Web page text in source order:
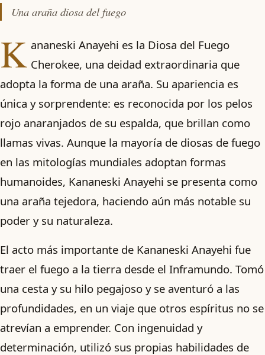
Una araña diosa del fuego
K ananeski Anayehi es la Diosa del Fuego
Cherokee, una deidad extraordinaria que
adopta la forma de una araña. Su apariencia es
única y sorprendente: es reconocida por los pelos
rojo anaranjados de su espalda, que brillan como
llamas vivas. Aunque la mayoría de diosas de fuego
en las mitologías mundiales adoptan formas
humanoides, Kananeski Anayehi se presenta como
una araña tejedora, haciendo aún más notable su
poder y su naturaleza.
El acto más importante de Kananeski Anayehi fue
traer el fuego a la tierra desde el Inframundo. Tomó
una cesta y su hilo pegajoso y se aventuró a las
profundidades, en un viaje que otros espíritus no se
atrevían a emprender. Con ingenuidad y
determinación, utilizó sus propias habilidades de